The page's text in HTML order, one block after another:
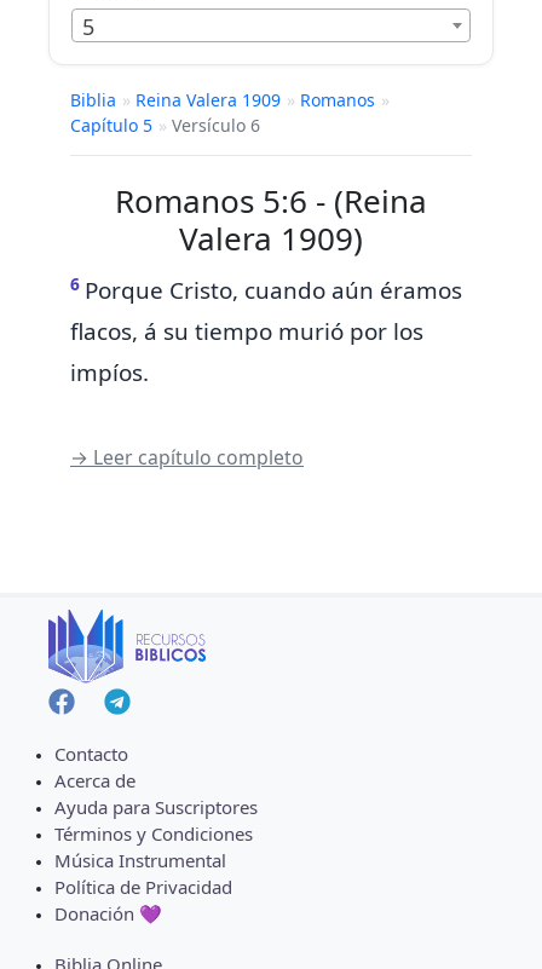
5
Biblia » Reina Valera 1909 » Romanos »
Capítulo 5 » Versículo 6
Romanos 5:6 - (Reina
Valera 1909)
6 Porque Cristo, cuando aún éramos
flacos, á su tiempo murió por los
impíos.
→ Leer capítulo completo
Contacto
Acerca de
Ayuda para Suscriptores
Términos y Condiciones
Música Instrumental
Política de Privacidad
Donación 💜